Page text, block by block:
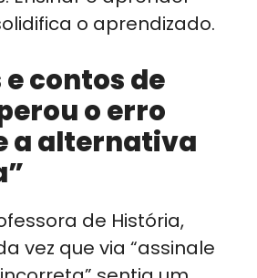
o aprendizado.
contos de
o erro
a alternativa
de História,
vez que via “assinale